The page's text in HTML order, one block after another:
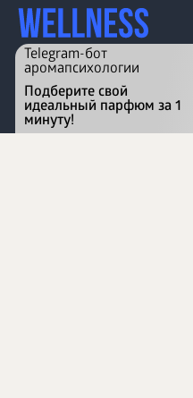
Перейти на сайт
Telegram-бот
аромапсихологии
Подберите свой
идеальный парфюм за 1
минуту!